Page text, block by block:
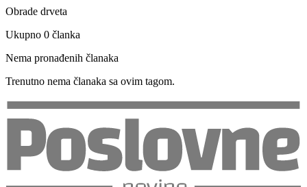
Obrade drveta
Ukupno 0 članka
Nema pronađenih članaka
Trenutno nema članaka sa ovim tagom.